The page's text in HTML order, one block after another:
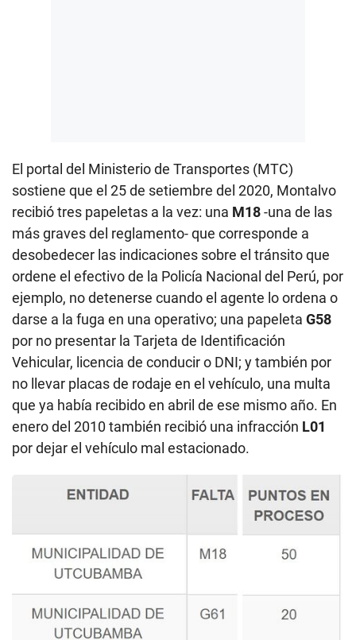
El portal del Ministerio de Transportes (MTC)
sostiene que el 25 de setiembre del 2020, Montalvo
recibió tres papeletas a la vez: una M18-una de las
más graves del reglamento- que corresponde a
desobedecer las indicaciones sobre el tránsito que
ordene el efectivo de la Policía Nacional del Perú, por
ejemplo, no detenerse cuando el agente lo ordena o
darse a la fuga en una operativo; una papeleta G58
por no presentar la Tarjeta de Identificación
Vehicular, licencia de conducir o DNI; y también por
no llevar placas de rodaje en el vehículo, una multa
que ya había recibido en abril de ese mismo año. En
enero del 2010 también recibió una infracción L01
por dejar el vehículo mal estacionado.